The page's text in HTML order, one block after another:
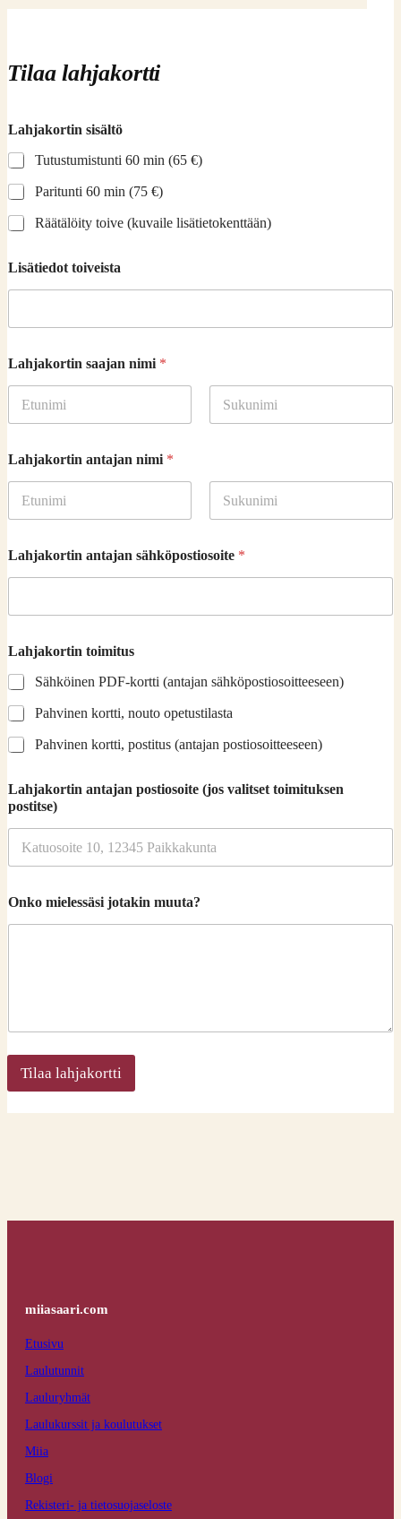
Tilaa lahjakortti
Lahjakortin sisältö
Tutustumistunti 60 min (65 €)
Paritunti 60 min (75 €)
Räätälöity toive (kuvaile lisätietokenttään)
Lisätiedot toiveista
Lahjakortin saajan nimi *
Lahjakortin antajan nimi *
n
k
a
j
a
n
t
t
u
s
Lahjakortin antajan sähköpostiosoite *
Lahjakortin toimitus
Sähköinen PDF-kortti (antajan sähköpostiosoitteeseen)
Pahvinen kortti, nouto opetustilasta
Pahvinen kortti, postitus (antajan postiosoitteeseen)
Lahjakortin antajan postiosoite (jos valitset toimituksen
postitse)
Onko mielessäsi jotakin muuta?
Tilaa lahjakortti
miiasaari.com
Etusivu
Laulutunnit
Lauluryhmät
Laulukurssit ja koulutukset
Miia
Blogi
Rekisteri- ja tietosuojaseloste